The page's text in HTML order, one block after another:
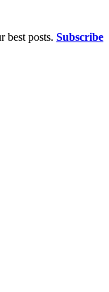
best posts. Subscribe